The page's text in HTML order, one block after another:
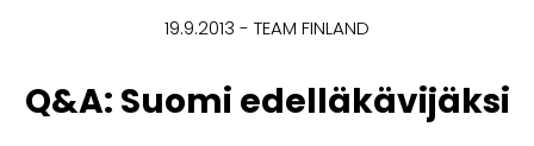
19.9.2013 TEAM FINLAND
Q&A: Suomi edelläkävijäksi